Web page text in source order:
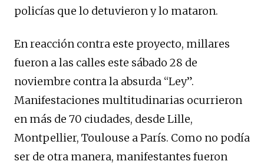
policías que lo detuvieron y lo mataron.
En reacción contra este proyecto, millares
fueron a las calles este sábado 28 de
noviembre contra la absurda “Ley”.
Manifestaciones multitudinarias ocurrieron
en más de 70 ciudades, desde Lille,
Montpellier, Toulouse a París. Como no podía
ser de otra manera, manifestantes fueron